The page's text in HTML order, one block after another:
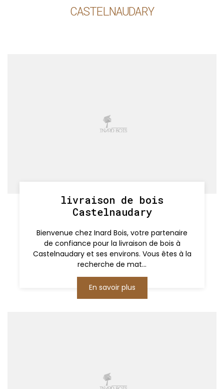
CASTELNAUDARY
livraison de bois
Castelnaudary
Bienvenue chez Inard Bois, votre partenaire
de confiance pour la livraison de bois à
Castelnaudary et ses environs. Vous êtes à la
recherche de mat...
En savoir plus